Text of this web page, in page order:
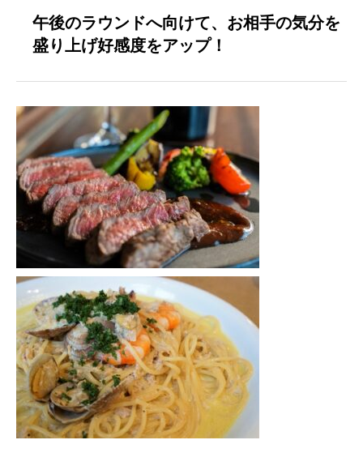
午後のラウンドへ向けて、お相手の気分を
盛り上げ好感度をアップ！